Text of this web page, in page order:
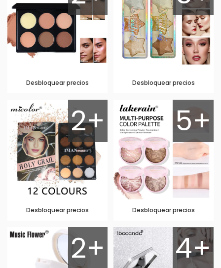
Desbloquear precios Desbloquear precios
2+
Desbloquear precios
5+
Desbloquear precios
2+ 4+